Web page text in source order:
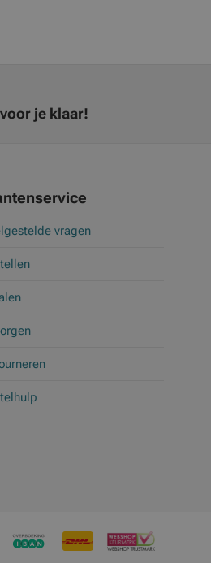
je klaar!
vragen